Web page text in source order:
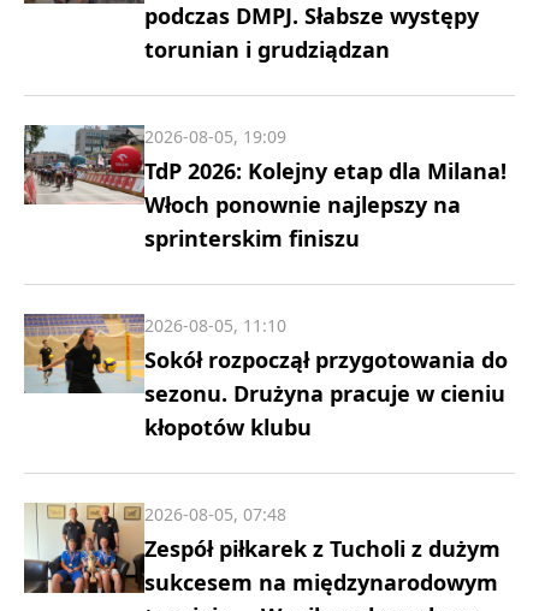
podczas DMPJ. Słabsze występy
torunian i grudziądzan
TdP 2026: Kolejny etap dla Milana!
Włoch ponownie najlepszy na
sprinterskim finiszu
2026-08-05, 19:09
Sokół rozpoczął przygotowania do
sezonu. Drużyna pracuje w cieniu
kłopotów klubu
2026-08-05, 11:10
Zespół piłkarek z Tucholi z dużym
sukcesem na międzynarodowym
2026-08-05, 07:48